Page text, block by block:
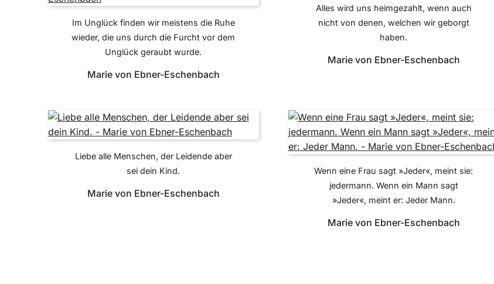
Im Unglück finden wir meistens die Ruhe
wieder, die uns durch die Furcht vor dem
Unglück geraubt wurde.
Marie von Ebner-Eschenbach
Alles wird uns heimgezahlt, wenn auch
nicht von denen, welchen wir geborgt
haben.
Marie von Ebner-Eschenbach
Liebe alle Menschen, der Leidende aber
sei dein Kind.
Marie von Ebner-Eschenbach
Wenn eine Frau sagt »Jeder«, meint sie:
jedermann. Wenn ein Mann sagt
»Jeder«, meint er: Jeder Mann.
Marie von Ebner-Eschenbach